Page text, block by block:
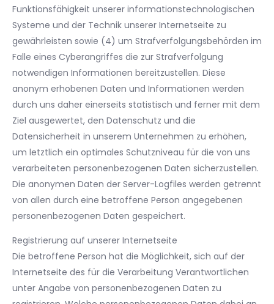
Funktionsfähigkeit unserer informationstechnologischen
Systeme und der Technik unserer Internetseite zu
gewährleisten sowie (4) um Strafverfolgungsbehörden im
Falle eines Cyberangriffes die zur Strafverfolgung
notwendigen Informationen bereitzustellen. Diese
anonym erhobenen Daten und Informationen werden
durch uns daher einerseits statistisch und ferner mit dem
Ziel ausgewertet, den Datenschutz und die
Datensicherheit in unserem Unternehmen zu erhöhen,
um letztlich ein optimales Schutzniveau für die von uns
verarbeiteten personenbezogenen Daten sicherzustellen.
Die anonymen Daten der Server-Logfiles werden getrennt
von allen durch eine betroffene Person angegebenen
personenbezogenen Daten gespeichert.
Registrierung auf unserer Internetseite
Die betroffene Person hat die Möglichkeit, sich auf der
Internetseite des für die Verarbeitung Verantwortlichen
unter Angabe von personenbezogenen Daten zu